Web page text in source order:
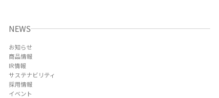
NEWS
お知らせ
商品情報
IR情報
サステナビリティ
採用情報
イベント